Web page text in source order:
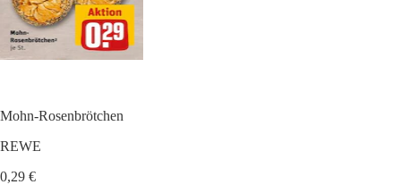
Mohn-Rosenbrötchen
REWE
0,29 €